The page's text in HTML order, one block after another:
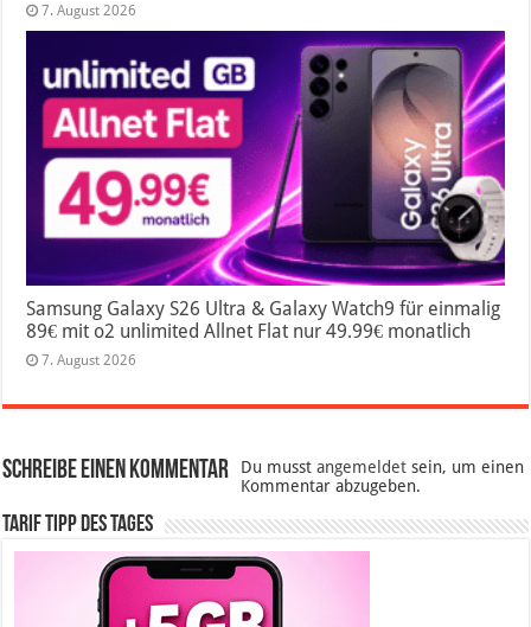
7. August 2026
Samsung Galaxy S26 Ultra & Galaxy Watch9 für einmalig
89€ mit o2 unlimited Allnet Flat nur 49.99€ monatlich
7. August 2026
Schreibe einen Kommentar Du musstangemeldet sein, um einen
Kommentar abzugeben.
Tarif Tipp des Tages